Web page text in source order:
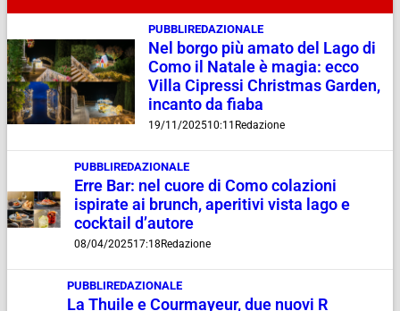
PUBBLIREDAZIONALE
Nel borgo più amato del Lago di
Como il Natale è magia: ecco
Villa Cipressi Christmas Garden,
incanto da fiaba
19/11/202510:11 Redazione
PUBBLIREDAZIONALE
Erre Bar: nel cuore di Como colazioni
ispirate ai brunch, aperitivi vista lago e
cocktail d’autore
08/04/202517:18Redazione
PUBBLIREDAZIONALE
La Thuile e Courmayeur, due nuovi R